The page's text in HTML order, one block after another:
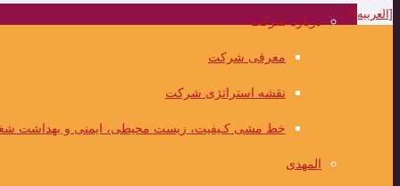
درباره شرکت
معرفی شرکت
نقشه استراتژی شرکت
خط مشی کـیفیت، زیست محیطی، ایمنی و بهداشت
المهدی
[العربیه]